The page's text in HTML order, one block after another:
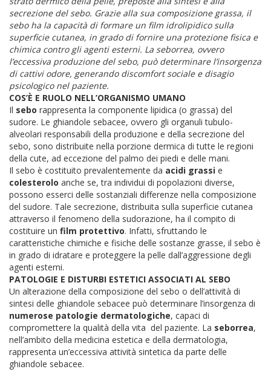
secrezione del sebo. Grazie alla sua composizione grassa, il
sebo ha la capacità di formare un film idrolipidico sulla
superficie cutanea, in grado di fornire una protezione fisica e
chimica contro gli agenti esterni. La seborrea, ovvero
l’eccessiva produzione del sebo, può determinare l’insorgenza
di cattivi odore, generando discomfort sociale e disagio
psicologico nel paziente.
COS’È E RUOLO NELL’ORGANISMO UMANO
Il sebo rappresenta la componente lipidica (o grassa) del
sudore. Le ghiandole sebacee, ovvero gli organuli tubulo-
alveolari responsabili della produzione e della secrezione del
sebo, sono distribuite nella porzione dermica di tutte le regioni
della cute, ad eccezione del palmo dei piedi e delle mani.
Il sebo è costituito prevalentemente da acidi grassi e
colesterolo anche se, tra individui di popolazioni diverse,
possono esserci delle sostanziali differenze nella composizione
del sudore. Tale secrezione, distribuita sulla superficie cutanea
attraverso il fenomeno della sudorazione, ha il compito di
costituire un film protettivo. Infatti, sfruttando le
caratteristiche chimiche e fisiche delle sostanze grasse, il sebo è
in grado di idratare e proteggere la pelle dall’aggressione degli
agenti esterni.
PATOLOGIE E DISTURBI ESTETICI ASSOCIATI AL SEBO
Un alterazione della composizione del sebo o dell’attività di
sintesi delle ghiandole sebacee può determinare l’insorgenza di
numerose patologie dermatologiche, capaci di
compromettere la qualità della vita del paziente. La seborrea,
nell’ambito della medicina estetica e della dermatologia,
rappresenta un’eccessiva attività sintetica da parte delle
ghiandole sebacee.